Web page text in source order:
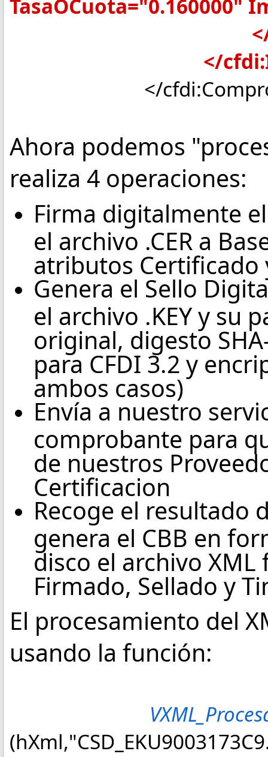
TasaOCuota="0.160000"
</
</
</
Ahora podemos
realiza 4 operaciones:
Firma digitalmente
el archivo .CER a
atributos Certificado
Genera el Sello
el archivo .KEY y su
original, digesto
para CFDI 3.2 y
ambos casos)
Envía a nuestro
comprobante para
de nuestros
Certificacion
Recoge el resultado
genera el CBB en
disco el archivo
Firmado, Sellado y
El procesamiento del
usando la función: